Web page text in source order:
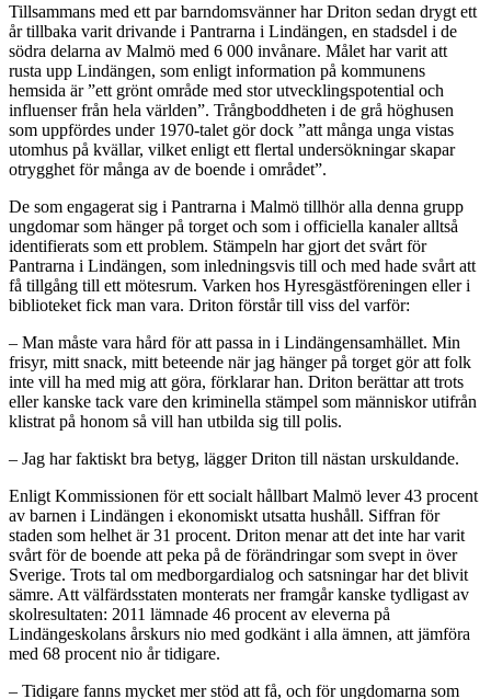
Tillsammans med ett par barndomsvänner har Driton sedan drygt ett
år tillbaka varit drivande i Pantrarna i Lindängen, en stadsdel i de
södra delarna av Malmö med 6 000 invånare. Målet har varit att
rusta upp Lindängen, som enligt information på kommunens
hemsida är ”ett grönt område med stor utvecklingspotential och
influenser från hela världen”. Trångboddheten i de grå höghusen
som uppfördes under 1970-talet gör dock ”att många unga vistas
utomhus på kvällar, vilket enligt ett flertal undersökningar skapar
otrygghet för många av de boende i området”.
De som engagerat sig i Pantrarna i Malmö tillhör alla denna grupp
ungdomar som hänger på torget och som i officiella kanaler alltså
identifierats som ett problem. Stämpeln har gjort det svårt för
Pantrarna i Lindängen, som inledningsvis till och med hade svårt att
få tillgång till ett mötesrum. Varken hos Hyresgästföreningen eller i
biblioteket fick man vara. Driton förstår till viss del varför:
– Man måste vara hård för att passa in i Lindängensamhället. Min
frisyr, mitt snack, mitt beteende när jag hänger på torget gör att folk
inte vill ha med mig att göra, förklarar han. Driton berättar att trots
eller kanske tack vare den kriminella stämpel som människor utifrån
klistrat på honom så vill han utbilda sig till polis.
– Jag har faktiskt bra betyg, lägger Driton till nästan urskuldande.
Enligt Kommissionen för ett socialt hållbart Malmö lever 43 procent
av barnen i Lindängen i ekonomiskt utsatta hushåll. Siffran för
staden som helhet är 31 procent. Driton menar att det inte har varit
svårt för de boende att peka på de förändringar som svept in över
Sverige. Trots tal om medborgardialog och satsningar har det blivit
sämre. Att välfärdsstaten monterats ner framgår kanske tydligast av
skolresultaten: 2011 lämnade 46 procent av eleverna på
Lindängeskolans årskurs nio med godkänt i alla ämnen, att jämföra
med 68 procent nio år tidigare.
– Tidigare fanns mycket mer stöd att få, och för ungdomarna som